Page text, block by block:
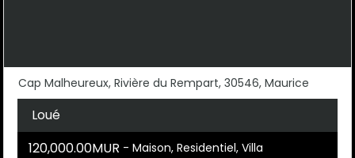
Cap Malheureux, Rivière du Rempart, 30546, Maurice
Loué
120,000.00MUR - Maison, Residentiel, Villa